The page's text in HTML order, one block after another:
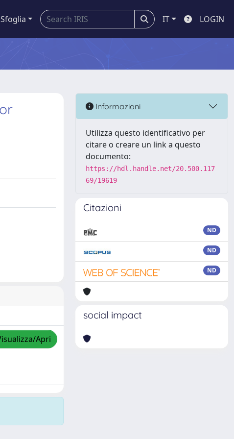
Sfoglia IT LOGIN
Apri
Informazioni
Utilizza questo identificativo per
citare o creare un link a questo
documento:
https://hdl.handle.net/20.500.117
69/19619
Citazioni
ND
ND
ND
social impact